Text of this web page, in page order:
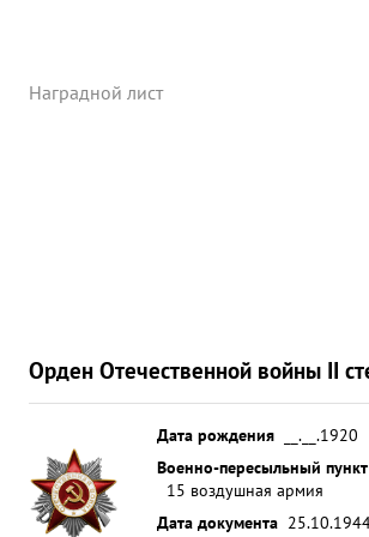
Наградной лист
Орден Отечественной войны II
Дата рождения
__.__.1920
Военно-пересыльный пункт
15 воздушная армия
Дата документа